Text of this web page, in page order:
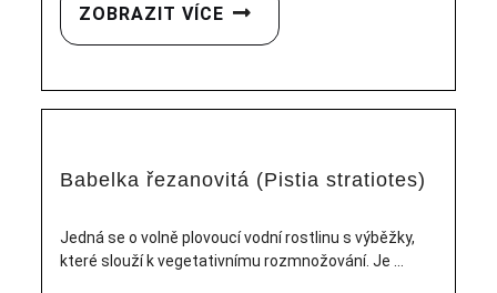
ZOBRAZIT VÍCE
Babelka řezanovitá (Pistia stratiotes)
Jedná se o volně plovoucí vodní rostlinu s výběžky,
které slouží k vegetativnímu rozmnožování. Je ...